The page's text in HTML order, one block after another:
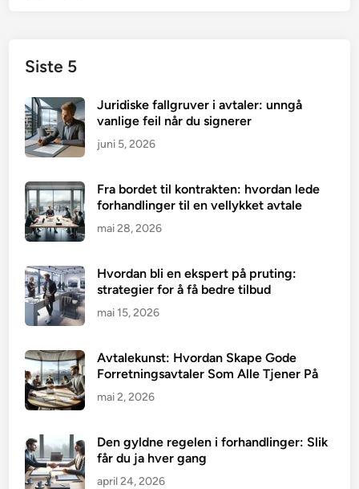
Siste 5
Juridiske fallgruver i avtaler: unngå
vanlige feil når du signerer
juni 5, 2026
Fra bordet til kontrakten: hvordan lede
forhandlinger til en vellykket avtale
mai 28, 2026
Hvordan bli en ekspert på pruting:
strategier for å få bedre tilbud
mai 15, 2026
Avtalekunst: Hvordan Skape Gode
Forretningsavtaler Som Alle Tjener På
mai 2, 2026
Den gyldne regelen i forhandlinger: Slik
får du ja hver gang
april 24, 2026